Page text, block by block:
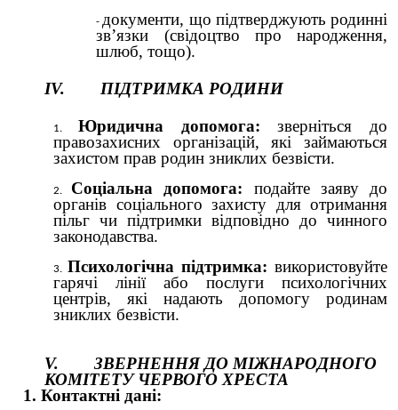
документи, що підтверджують родинні
зв’язки (свідоцтво про народження,
шлюб, тощо).
IV. ПІДТРИМКА РОДИНИ
Юридична допомога: зверніться до
правозахисних організацій, які займаються
захистом прав родин зниклих безвісти.
Соціальна допомога: подайте заяву до
органів соціального захисту для отримання
пільг чи підтримки відповідно до чинного
законодавства.
Психологічна підтримка: використовуйте
гарячі лінії або послуги психологічних
центрів, які надають допомогу родинам
зниклих безвісти.
V. ЗВЕРНЕННЯ ДО МІЖНАРОДНОГО
КОМІТЕТУ ЧЕРВОГО ХРЕСТА
1. Контактні дані: